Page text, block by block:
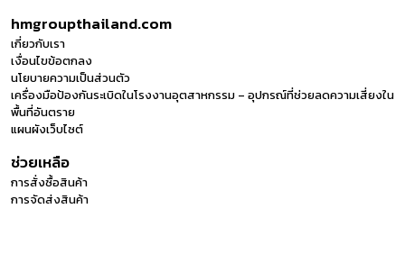
hmgroupthailand.com
เกี่ยวกับเรา
เงื่อนไขข้อตกลง
นโยบายความเป็นส่วนตัว
เครื่องมือป้องกันระเบิดในโรงงานอุตสาหกรรม – อุปกรณ์ที่ช่วยลดความเสี่ยงใน
พื้นที่อันตราย
แผนผังเว็บไซต์
ช่วยเหลือ
การสั่งซื้อสินค้า
การจัดส่งสินค้า